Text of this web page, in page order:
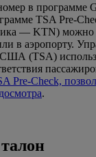
в программе
TSA Pre-
— KTN) можно
в аэропорту.
США (TSA)
Pre-Check,
.